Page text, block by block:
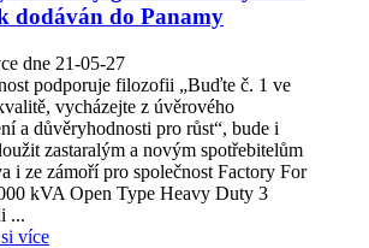
dodáván do Panamy
dne 21-05-27
podporuje filozofii „Buďte č. 1 ve
vycházejte z úvěrového
a důvěryhodnosti pro růst“, bude i
zastaralým a novým spotřebitelům
i ze zámoří pro společnost Factory For
kVA Open Type Heavy Duty 3
...
více